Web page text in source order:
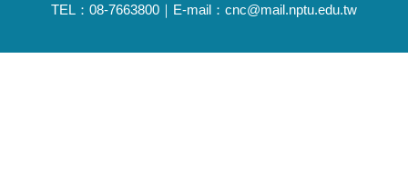
TEL：08-7663800｜E-mail：cnc@mail.nptu.edu.tw